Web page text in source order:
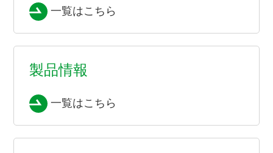
一覧はこちら
製品情報
一覧はこちら